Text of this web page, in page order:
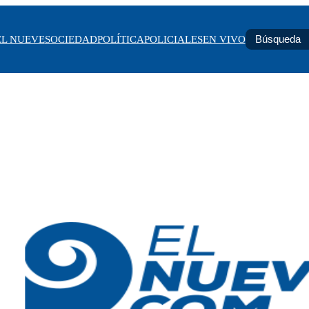
NUEVESOCIEDADPOLÍTICAPOLICIALESEN VIVO